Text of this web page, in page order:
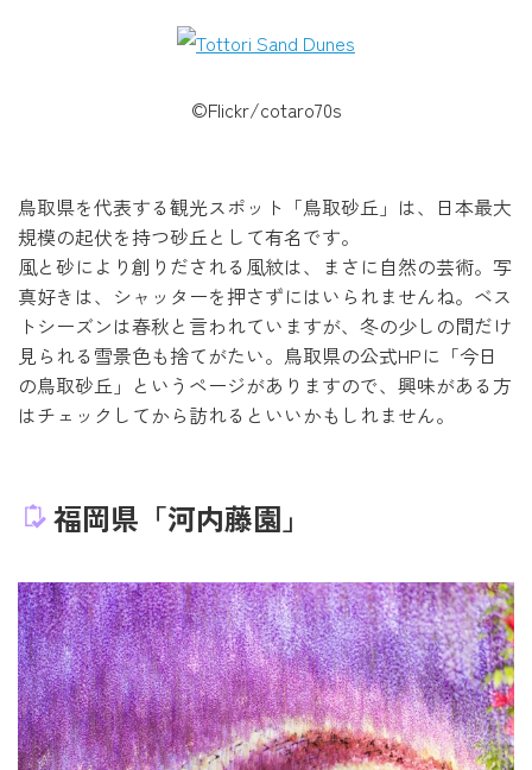
©Flickr/cotaro70s
鳥取県を代表する観光スポット「鳥取砂丘」は、日本最大
規模の起伏を持つ砂丘として有名です。
風と砂により創りだされる風紋は、まさに自然の芸術。写
真好きは、シャッターを押さずにはいられませんね。ベス
トシーズンは春秋と言われていますが、冬の少しの間だけ
見られる雪景色も捨てがたい。鳥取県の公式HPに「今日
の鳥取砂丘」というページがありますので、興味がある方
はチェックしてから訪れるといいかもしれません。
福岡県「河内藤園」